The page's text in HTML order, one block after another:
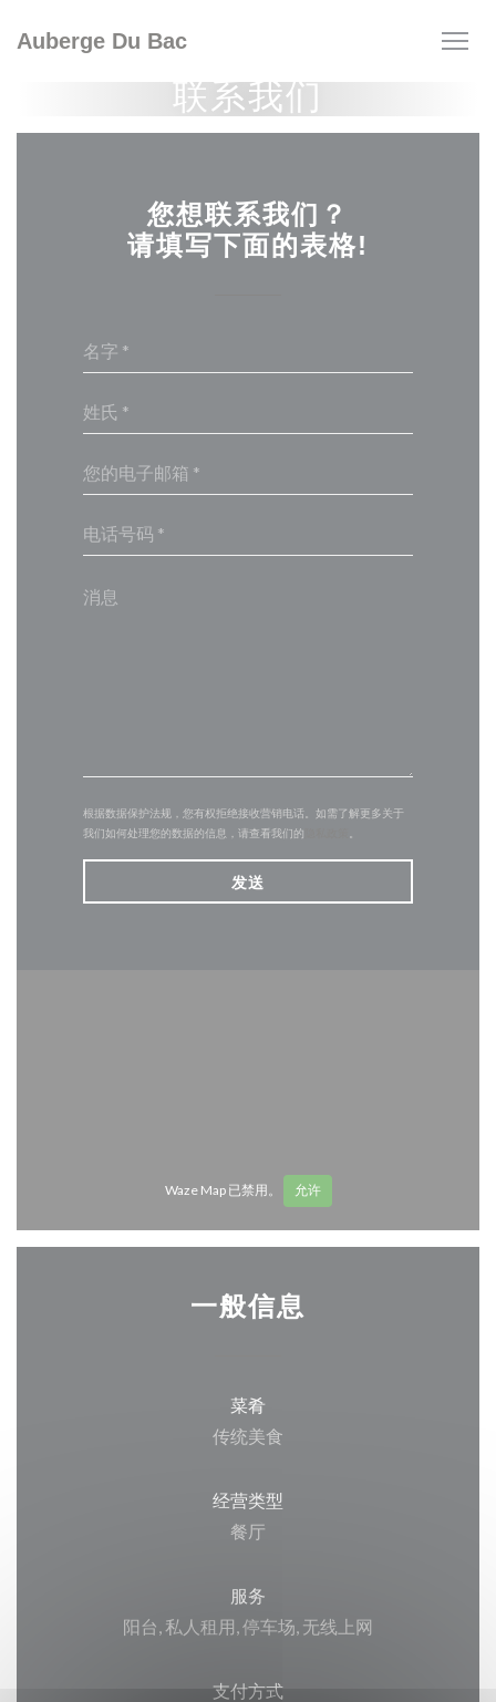
Auberge Du Bac
联系我们
您想联系我们？
请填写下面的表格!
根据数据保护法规，您有权拒绝接收营销电话。如需了解更多关于
我们如何处理您的数据的信息，请查看我们的
Waze Map 已禁用。 允许
一般信息
菜肴
传统美食
经营类型
餐厅
服务
阳台, 私人租用, 停车场, 无线上网
支付方式